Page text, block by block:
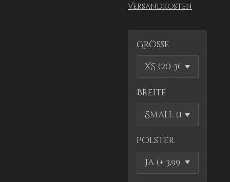
Versandkosten
Größe
Breite
Polster